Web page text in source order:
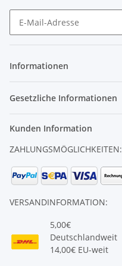
Informationen
Gesetzliche Informationen
Kunden Information
ZAHLUNGSMÖGLICHKEITEN:
VERSANDINFORMATION:
5,00€
Deutschlandweit
14,00€ EU-weit